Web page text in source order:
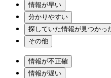
情報が早い
分かりやすい
探していた情報が見つかっ
その他
情報が不正確
情報が遅い